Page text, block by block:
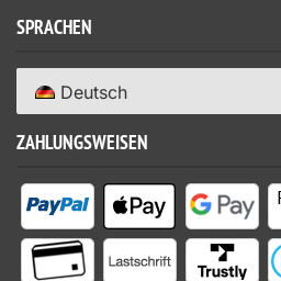
SPRACHEN
Deutsch
ZAHLUNGSWEISEN